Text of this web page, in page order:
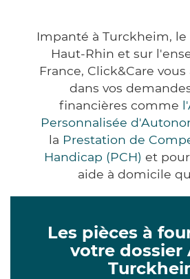
Impanté à Turckheim,
Haut-Rhin et sur
France, Click&Care
dans vos
financières comme
Personnalisée
la Prestation de
Handicap (PCH) et
aide à domicile
Les pièces à
votre dossier